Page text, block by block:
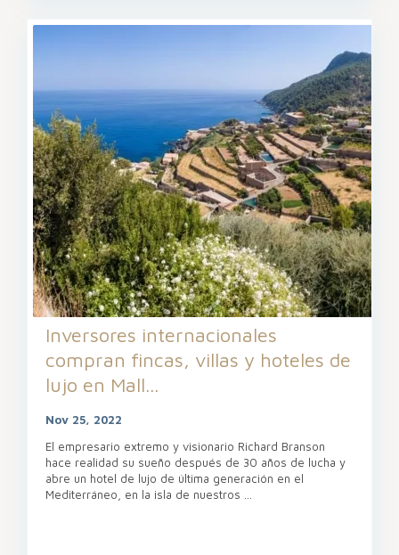
Inversores internacionales
compran fincas, villas y hoteles de
lujo en Mall...
Nov 25, 2022
El empresario extremo y visionario Richard Branson
hace realidad su sueño después de 30 años de lucha y
abre un hotel de lujo de última generación en el
Mediterráneo, en la isla de nuestros